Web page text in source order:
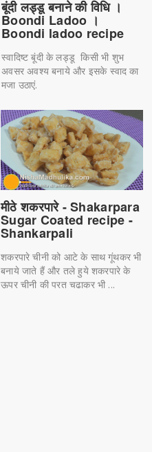
बूंदी लड्डू बनाने की विधि ।
Boondi Ladoo ।
Boondi ladoo recipe
स्वादिष्ट बूंदी के लड्डू किसी भी शुभ
अवसर अवश्य बनाये और इसके स्वाद का
मजा उठाएं.
मीठे शकरपारे - Shakarpara
Sugar Coated recipe -
Shankarpali
शकरपारे चीनी को आटे के साथ गूंथकर भी
बनाये जाते हैं और तले हुये शकरपारे के
ऊपर चीनी की परत चढाकर भी ...